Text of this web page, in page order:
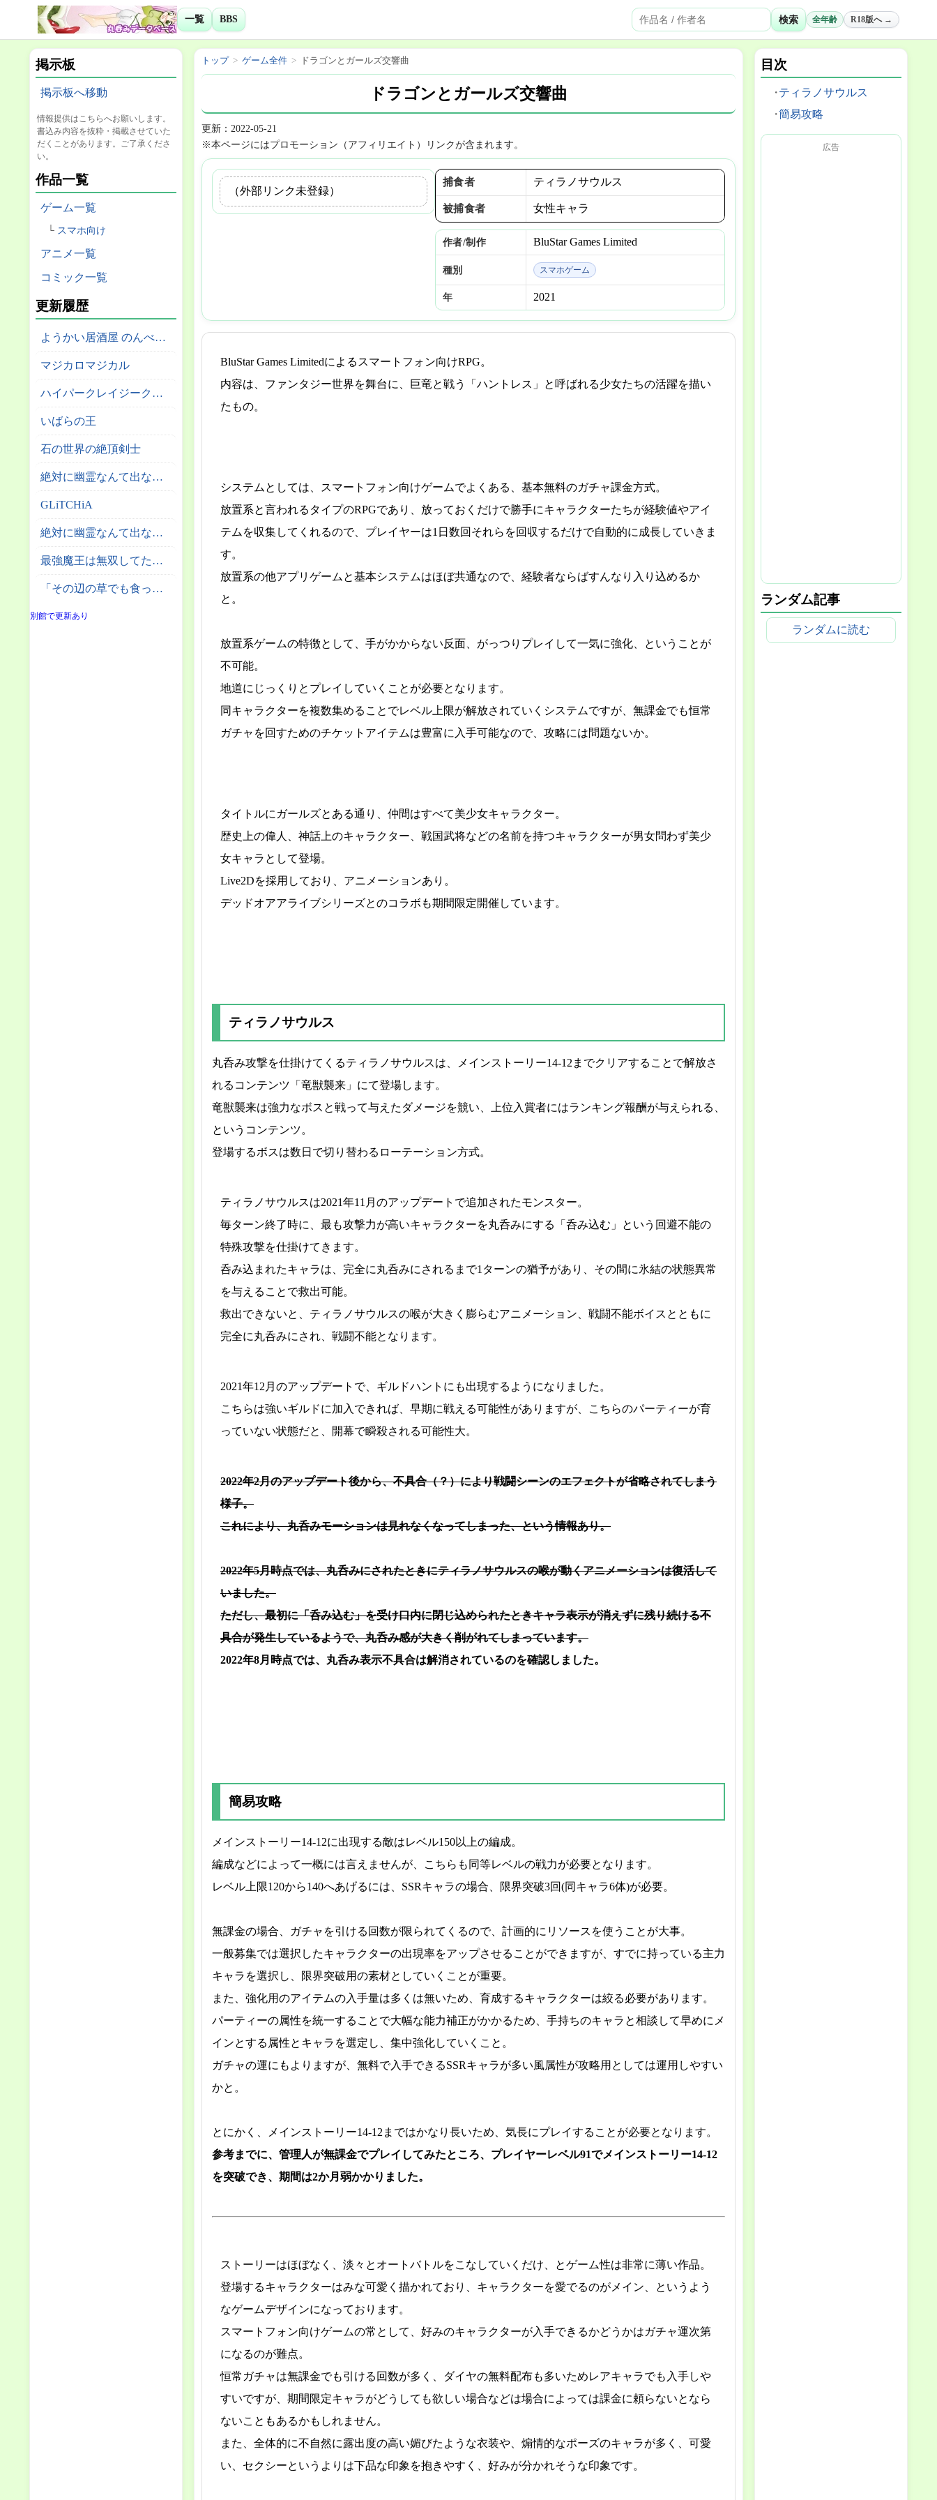
一覧 BBS 検索 全年齢 R18版へ →
掲示板
掲示板へ移動
情報提供はこちらへお願いします。
書込み内容を抜粋・掲載させていた
だくことがあります。ご了承くださ
い。
作品一覧
ゲーム一覧
スマホ向け
アニメ一覧
コミック一覧
更新履歴
ようかい居酒屋 のんべれケ。
マジカロマジカル
ハイパークレイジークライマー
いばらの王
石の世界の絶頂剣士
絶対に幽霊なんて出ないサーカス団
GLiTCHiA
絶対に幽霊なんて出ない高層エレベーター
最強魔王は無双してたのに ～女体化解除のカギは人助けの旅でした～
「その辺の草でも食っとけ」と追放された無能スキル【植物食い】持ち転生者、エルフの里で幻の植物を食べて無双する
別館で更新あり
トップ ゲーム全件 ドラゴンとガールズ交響曲
ドラゴンとガールズ交響曲
更新：2022-05-21
※本ページにはプロモーション（アフィリエイト）リンクが含まれます。
（外部リンク未登録）
捕食者 ティラノサウルス
被捕食者 女性キャラ
作者/制作 BluStar Games Limited
種別 スマホゲーム
年 2021
BluStar Games Limitedによるスマートフォン向けRPG。
内容は、ファンタジー世界を舞台に、巨竜と戦う「ハントレス」と呼ばれる少女たちの活躍を描い
たもの。
システムとしては、スマートフォン向けゲームでよくある、基本無料のガチャ課金方式。
放置系と言われるタイプのRPGであり、放っておくだけで勝手にキャラクターたちが経験値やアイ
テムを収集してくれるので、プレイヤーは1日数回それらを回収するだけで自動的に成長していきま
す。
放置系の他アプリゲームと基本システムはほぼ共通なので、経験者ならばすんなり入り込めるか
と。
放置系ゲームの特徴として、手がかからない反面、がっつりプレイして一気に強化、ということが
不可能。
地道にじっくりとプレイしていくことが必要となります。
同キャラクターを複数集めることでレベル上限が解放されていくシステムですが、無課金でも恒常
ガチャを回すためのチケットアイテムは豊富に入手可能なので、攻略には問題ないか。
タイトルにガールズとある通り、仲間はすべて美少女キャラクター。
歴史上の偉人、神話上のキャラクター、戦国武将などの名前を持つキャラクターが男女問わず美少
女キャラとして登場。
Live2Dを採用しており、アニメーションあり。
デッドオアアライブシリーズとのコラボも期間限定開催しています。
ティラノサウルス
丸呑み攻撃を仕掛けてくるティラノサウルスは、メインストーリー14-12までクリアすることで解放さ
れるコンテンツ「竜獣襲来」にて登場します。
竜獣襲来は強力なボスと戦って与えたダメージを競い、上位入賞者にはランキング報酬が与えられる、
というコンテンツ。
登場するボスは数日で切り替わるローテーション方式。
ティラノサウルスは2021年11月のアップデートで追加されたモンスター。
毎ターン終了時に、最も攻撃力が高いキャラクターを丸呑みにする「呑み込む」という回避不能の
特殊攻撃を仕掛けてきます。
呑み込まれたキャラは、完全に丸呑みにされるまで1ターンの猶予があり、その間に氷結の状態異常
を与えることで救出可能。
救出できないと、ティラノサウルスの喉が大きく膨らむアニメーション、戦闘不能ボイスとともに
完全に丸呑みにされ、戦闘不能となります。
2021年12月のアップデートで、ギルドハントにも出現するようになりました。
こちらは強いギルドに加入できれば、早期に戦える可能性がありますが、こちらのパーティーが育
っていない状態だと、開幕で瞬殺される可能性大。
2022年2月のアップデート後から、不具合（？）により戦闘シーンのエフェクトが省略されてしまう
様子。
これにより、丸呑みモーションは見れなくなってしまった、という情報あり。
2022年5月時点では、丸呑みにされたときにティラノサウルスの喉が動くアニメーションは復活して
いました。
ただし、最初に「呑み込む」を受け口内に閉じ込められたときキャラ表示が消えずに残り続ける不
具合が発生しているようで、丸呑み感が大きく削がれてしまっています。
2022年8月時点では、丸呑み表示不具合は解消されているのを確認しました。
簡易攻略
メインストーリー14-12に出現する敵はレベル150以上の編成。
編成などによって一概には言えませんが、こちらも同等レベルの戦力が必要となります。
レベル上限120から140へあげるには、SSRキャラの場合、限界突破3回(同キャラ6体)が必要。
無課金の場合、ガチャを引ける回数が限られてくるので、計画的にリソースを使うことが大事。
一般募集では選択したキャラクターの出現率をアップさせることができますが、すでに持っている主力
キャラを選択し、限界突破用の素材としていくことが重要。
また、強化用のアイテムの入手量は多くは無いため、育成するキャラクターは絞る必要があります。
パーティーの属性を統一することで大幅な能力補正がかかるため、手持ちのキャラと相談して早めにメ
インとする属性とキャラを選定し、集中強化していくこと。
ガチャの運にもよりますが、無料で入手できるSSRキャラが多い風属性が攻略用としては運用しやすい
かと。
とにかく、メインストーリー14-12まではかなり長いため、気長にプレイすることが必要となります。
参考までに、管理人が無課金でプレイしてみたところ、プレイヤーレベル91でメインストーリー14-12
を突破でき、期間は2か月弱かかりました。
ストーリーはほぼなく、淡々とオートバトルをこなしていくだけ、とゲーム性は非常に薄い作品。
登場するキャラクターはみな可愛く描かれており、キャラクターを愛でるのがメイン、というよう
なゲームデザインになっております。
スマートフォン向けゲームの常として、好みのキャラクターが入手できるかどうかはガチャ運次第
になるのが難点。
恒常ガチャは無課金でも引ける回数が多く、ダイヤの無料配布も多いためレアキャラでも入手しや
すいですが、期間限定キャラがどうしても欲しい場合などは場合によっては課金に頼らないとなら
ないこともあるかもしれません。
また、全体的に不自然に露出度の高い媚びたような衣装や、煽情的なポーズのキャラが多く、可愛
い、セクシーというよりは下品な印象を抱きやすく、好みが分かれそうな印象です。
目次
ティラノサウルス
簡易攻略
広告
ランダム記事
ランダムに読む